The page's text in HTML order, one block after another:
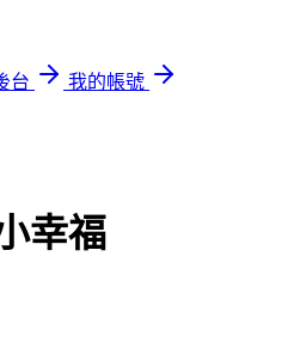
台
我的帳號
幸福